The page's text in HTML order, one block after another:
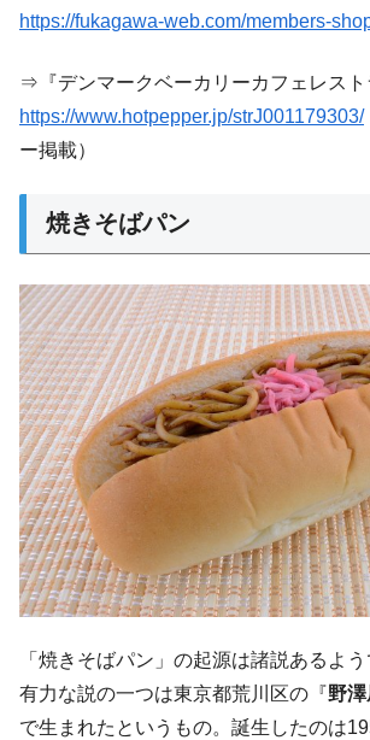
https://fukagawa-web.com/members-
⇒『デンマークベーカリーカフェレスト
https://www.hotpepper.jp/strJ001179303/
ー掲載）
焼きそばパン
「焼きそばパン」の起源は諸説あるよ
有力な説の一つは東京都荒川区の『野
で生まれたというもの。誕生したのは